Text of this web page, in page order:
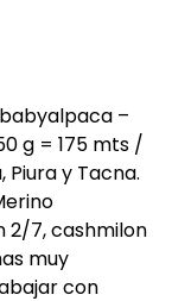
–
g = 175 mts /
Piura y Tacna.
2/7, cashmilon
muy
con